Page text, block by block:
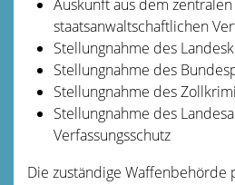
Auskunft aus dem zentralen
staatsanwaltschaftlichen
Stellungnahme des
Stellungnahme des
Stellungnahme des
Stellungnahme des
Verfassungsschutz
Die zuständige Waffenbehörde